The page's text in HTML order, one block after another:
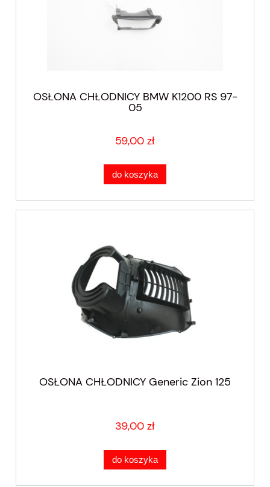
OSŁONA CHŁODNICY BMW K1200 RS 97-
05
59,00 zł
do koszyka
OSŁONA CHŁODNICY Generic Zion 125
39,00 zł
do koszyka